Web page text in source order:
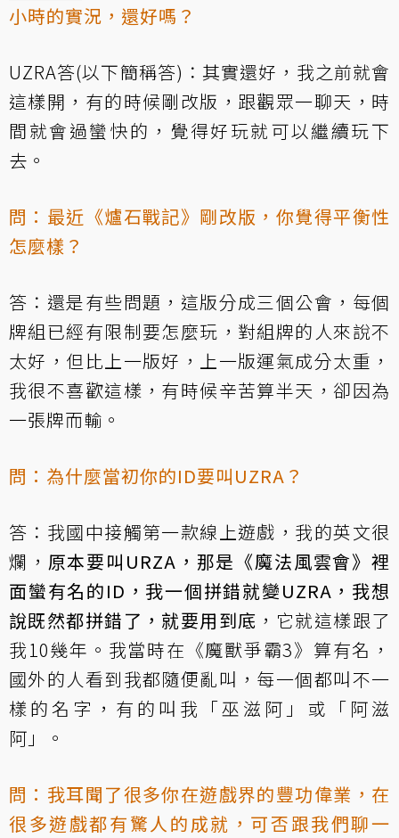
小時的實況，還好嗎？
UZRA答(以下簡稱答)：其實還好，我之前就會
這樣開，有的時候剛改版，跟觀眾一聊天，時
間就會過蠻快的，覺得好玩就可以繼續玩下
去。
問：最近《爐石戰記》剛改版，你覺得平衡性
怎麼樣？
答：還是有些問題，這版分成三個公會，每個
牌組已經有限制要怎麼玩，對組牌的人來說不
太好，但比上一版好，上一版運氣成分太重，
我很不喜歡這樣，有時候辛苦算半天，卻因為
一張牌而輸。
問：為什麼當初你的ID要叫UZRA？
答：我國中接觸第一款線上遊戲，我的英文很
爛， 原本要叫URZA，那是《魔法風雲會》裡
面蠻有名的ID，我一個拼錯就變UZRA，我想
說既然都拼錯了，就要用到底 ，它就這樣跟了
我10幾年。我當時在《魔獸爭霸3》算有名，
國外的人看到我都隨便亂叫，每一個都叫不一
樣的名字，有的叫我「巫滋阿」或「阿滋
阿」。
問：我耳聞了很多你在遊戲界的豐功偉業，在
很多遊戲都有驚人的成就，可否跟我們聊一